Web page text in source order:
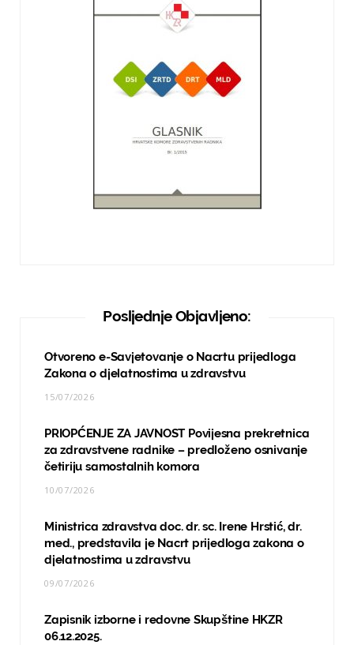
Posljednje Objavljeno:
Otvoreno e-Savjetovanje o Nacrtu prijedloga
Zakona o djelatnostima u zdravstvu
15/07/2026
PRIOPĆENJE ZA JAVNOST Povijesna prekretnica
za zdravstvene radnike – predloženo osnivanje
četiriju samostalnih komora
10/07/2026
Ministrica zdravstva doc. dr. sc. Irene Hrstić, dr.
med., predstavila je Nacrt prijedloga zakona o
djelatnostima u zdravstvu
09/07/2026
Zapisnik izborne i redovne Skupštine HKZR
06.12.2025.